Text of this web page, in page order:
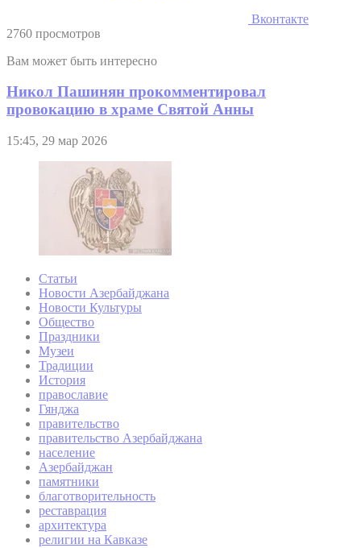
Вконтакте
2760 просмотров
Вам может быть интересно
Никол Пашинян прокомментировал
провокацию в храме Святой Анны
15:45, 29 мар 2026
Статьи
Новости Азербайджана
Новости Культуры
Общество
Праздники
Музеи
Традиции
История
православие
Гянджа
правительство
правительство Азербайджана
население
Азербайджан
памятники
благотворительность
реставрация
архитектура
религии на Кавказе